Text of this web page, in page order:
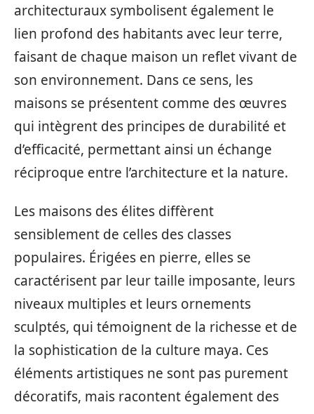
architecturaux symbolisent également le
lien profond des habitants avec leur terre,
faisant de chaque maison un reflet vivant de
son environnement. Dans ce sens, les
maisons se présentent comme des œuvres
qui intègrent des principes de durabilité et
d’efficacité, permettant ainsi un échange
réciproque entre l’architecture et la nature.
Les maisons des élites diffèrent
sensiblement de celles des classes
populaires. Érigées en pierre, elles se
caractérisent par leur taille imposante, leurs
niveaux multiples et leurs ornements
sculptés, qui témoignent de la richesse et de
la sophistication de la culture maya. Ces
éléments artistiques ne sont pas purement
décoratifs, mais racontent également des